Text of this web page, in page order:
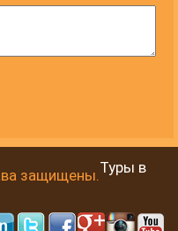
защищены.Туры в